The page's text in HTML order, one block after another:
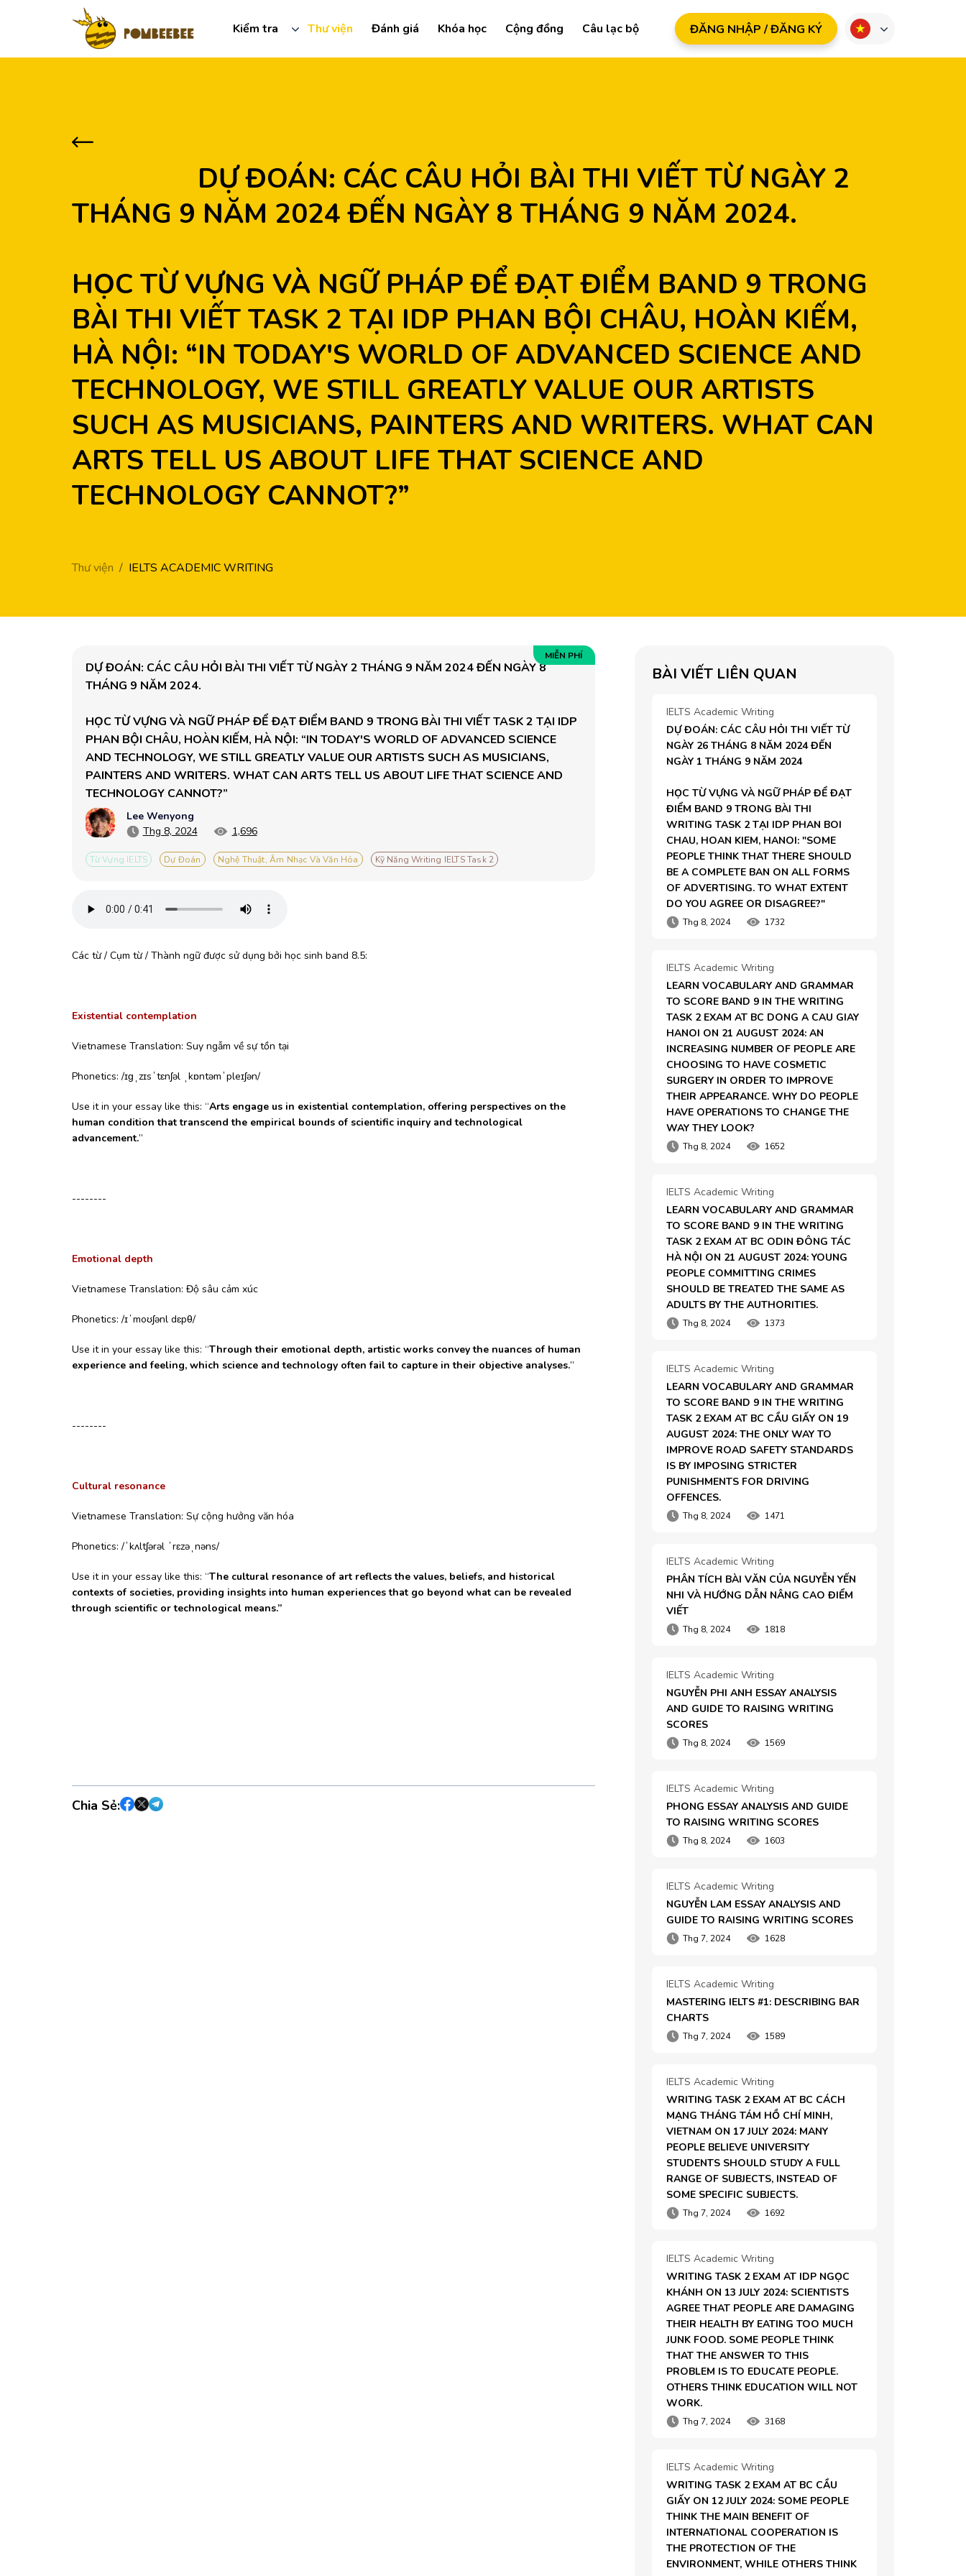
Kiểm tra Thư viện Đánh giá Khóa học Cộng đồng Câu lạc bộ ĐĂNG NHẬP / ĐĂNG KÝ
THÁNG 9 NĂM 2024 ĐẾN NGÀY 8 THÁNG 9 NĂM 2024.
HỌC TỪ VỰNG VÀ NGỮ PHÁP ĐỂ ĐẠT ĐIỂM BAND 9 TRONG
BÀI THI VIẾT TASK 2 TẠI IDP PHAN BỘI CHÂU, HOÀN KIẾM,
HÀ NỘI: “IN TODAY'S WORLD OF ADVANCED SCIENCE AND
TECHNOLOGY, WE STILL GREATLY VALUE OUR ARTISTS
SUCH AS MUSICIANS, PAINTERS AND WRITERS. WHAT CAN
ARTS TELL US ABOUT LIFE THAT SCIENCE AND
TECHNOLOGY CANNOT?”
Thư viện IELTS ACADEMIC WRITING
DỰ ĐOÁN: CÁC CÂU HỎI BÀI THI VIẾT TỪ NGÀY 2 THÁNG 9 NĂM 2024 ĐẾN NGÀY 8
THÁNG 9 NĂM 2024.
HỌC TỪ VỰNG VÀ NGỮ PHÁP ĐỂ ĐẠT ĐIỂM BAND 9 TRONG BÀI THI VIẾT TASK 2 TẠI IDP
PHAN BỘI CHÂU, HOÀN KIẾM, HÀ NỘI: “IN TODAY'S WORLD OF ADVANCED SCIENCE
AND TECHNOLOGY, WE STILL GREATLY VALUE OUR ARTISTS SUCH AS MUSICIANS,
PAINTERS AND WRITERS. WHAT CAN ARTS TELL US ABOUT LIFE THAT SCIENCE AND
TECHNOLOGY CANNOT?”
Lee Wenyong
Thg 8, 2024
1,696
Từ Vựng IELTS Dự Đoán Nghệ Thuật, Âm Nhạc Và Văn Hóa Kỹ Năng Writing IELTS Task 2
MIỄN PHÍ
Các từ / Cụm từ / Thành ngữ được sử dụng bởi học sinh band 8.5:
Existential contemplation
Vietnamese Translation: Suy ngẫm về sự tồn tại
Phonetics: /ɪɡˌzɪsˈtɛnʃəl ˌkɒntəmˈpleɪʃən/
Use it in your essay like this: “Arts engage us in existential contemplation, offering perspectives on the
human condition that transcend the empirical bounds of scientific inquiry and technological
advancement.”
--------
Emotional depth
Vietnamese Translation: Độ sâu cảm xúc
Phonetics: /ɪˈmoʊʃənl dɛpθ/
Use it in your essay like this: “Through their emotional depth, artistic works convey the nuances of human
experience and feeling, which science and technology often fail to capture in their objective analyses.”
--------
Cultural resonance
Vietnamese Translation: Sự cộng hưởng văn hóa
Phonetics: /ˈkʌltʃərəl ˈrɛzəˌnəns/
Use it in your essay like this: “The cultural resonance of art reflects the values, beliefs, and historical
contexts of societies, providing insights into human experiences that go beyond what can be revealed
through scientific or technological means.”
Chia Sẻ:
BÀI VIẾT LIÊN QUAN
IELTS Academic Writing
DỰ ĐOÁN: CÁC CÂU HỎI THI VIẾT TỪ
NGÀY 26 THÁNG 8 NĂM 2024 ĐẾN
NGÀY 1 THÁNG 9 NĂM 2024
HỌC TỪ VỰNG VÀ NGỮ PHÁP ĐỂ ĐẠT
ĐIỂM BAND 9 TRONG BÀI THI
WRITING TASK 2 TẠI IDP PHAN BOI
CHAU, HOAN KIEM, HANOI: "SOME
PEOPLE THINK THAT THERE SHOULD
BE A COMPLETE BAN ON ALL FORMS
OF ADVERTISING. TO WHAT EXTENT
DO YOU AGREE OR DISAGREE?"
Thg 8, 2024 1732
IELTS Academic Writing
LEARN VOCABULARY AND GRAMMAR
TO SCORE BAND 9 IN THE WRITING
TASK 2 EXAM AT BC DONG A CAU GIAY
HANOI ON 21 AUGUST 2024: AN
INCREASING NUMBER OF PEOPLE ARE
CHOOSING TO HAVE COSMETIC
SURGERY IN ORDER TO IMPROVE
THEIR APPEARANCE. WHY DO PEOPLE
HAVE OPERATIONS TO CHANGE THE
WAY THEY LOOK?
Thg 8, 2024 1652
IELTS Academic Writing
LEARN VOCABULARY AND GRAMMAR
TO SCORE BAND 9 IN THE WRITING
TASK 2 EXAM AT BC ODIN ĐÔNG TÁC
HÀ NỘI ON 21 AUGUST 2024: YOUNG
PEOPLE COMMITTING CRIMES
SHOULD BE TREATED THE SAME AS
ADULTS BY THE AUTHORITIES.
Thg 8, 2024 1373
IELTS Academic Writing
LEARN VOCABULARY AND GRAMMAR
TO SCORE BAND 9 IN THE WRITING
TASK 2 EXAM AT BC CẦU GIẤY ON 19
AUGUST 2024: THE ONLY WAY TO
IMPROVE ROAD SAFETY STANDARDS
IS BY IMPOSING STRICTER
PUNISHMENTS FOR DRIVING
OFFENCES.
Thg 8, 2024 1471
IELTS Academic Writing
PHÂN TÍCH BÀI VĂN CỦA NGUYỄN YẾN
NHI VÀ HƯỚNG DẪN NÂNG CAO ĐIỂM
VIẾT
Thg 8, 2024 1818
IELTS Academic Writing
NGUYỄN PHI ANH ESSAY ANALYSIS
AND GUIDE TO RAISING WRITING
SCORES
Thg 8, 2024 1569
IELTS Academic Writing
PHONG ESSAY ANALYSIS AND GUIDE
TO RAISING WRITING SCORES
Thg 8, 2024 1603
IELTS Academic Writing
NGUYỄN LAM ESSAY ANALYSIS AND
GUIDE TO RAISING WRITING SCORES
Thg 7, 2024 1628
IELTS Academic Writing
MASTERING IELTS #1: DESCRIBING BAR
CHARTS
Thg 7, 2024 1589
IELTS Academic Writing
WRITING TASK 2 EXAM AT BC CÁCH
MẠNG THÁNG TÁM HỒ CHÍ MINH,
VIETNAM ON 17 JULY 2024: MANY
PEOPLE BELIEVE UNIVERSITY
STUDENTS SHOULD STUDY A FULL
RANGE OF SUBJECTS, INSTEAD OF
SOME SPECIFIC SUBJECTS.
Thg 7, 2024 1692
IELTS Academic Writing
WRITING TASK 2 EXAM AT IDP NGỌC
KHÁNH ON 13 JULY 2024: SCIENTISTS
AGREE THAT PEOPLE ARE DAMAGING
THEIR HEALTH BY EATING TOO MUCH
JUNK FOOD. SOME PEOPLE THINK
THAT THE ANSWER TO THIS
PROBLEM IS TO EDUCATE PEOPLE.
OTHERS THINK EDUCATION WILL NOT
WORK.
Thg 7, 2024 3168
IELTS Academic Writing
WRITING TASK 2 EXAM AT BC CẦU
GIẤY ON 12 JULY 2024: SOME PEOPLE
THINK THE MAIN BENEFIT OF
INTERNATIONAL COOPERATION IS
THE PROTECTION OF THE
ENVIRONMENT, WHILE OTHERS THINK